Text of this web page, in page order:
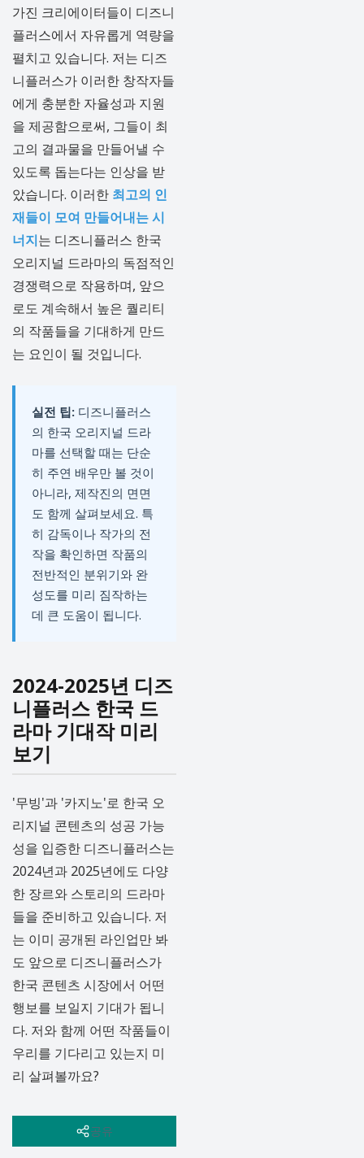
가진 크리에이터들이 디즈니
플러스에서 자유롭게 역량을
펼치고 있습니다. 저는 디즈
니플러스가 이러한 창작자들
에게 충분한 자율성과 지원
을 제공함으로써, 그들이 최
고의 결과물을 만들어낼 수
있도록 돕는다는 인상을 받
았습니다. 이러한 최고의 인
재들이 모여 만들어내는 시
너지는 디즈니플러스 한국
오리지널 드라마의 독점적인
경쟁력으로 작용하며, 앞으
로도 계속해서 높은 퀄리티
의 작품들을 기대하게 만드
는 요인이 될 것입니다.
실전 팁: 디즈니플러스
의 한국 오리지널 드라
마를 선택할 때는 단순
히 주연 배우만 볼 것이
아니라, 제작진의 면면
도 함께 살펴보세요. 특
히 감독이나 작가의 전
작을 확인하면 작품의
전반적인 분위기와 완
성도를 미리 짐작하는
데 큰 도움이 됩니다.
2024-2025년 디즈
니플러스 한국 드
라마 기대작 미리
보기
'무빙'과 '카지노'로 한국 오
리지널 콘텐츠의 성공 가능
성을 입증한 디즈니플러스는
2024년과 2025년에도 다양
한 장르와 스토리의 드라마
들을 준비하고 있습니다. 저
는 이미 공개된 라인업만 봐
도 앞으로 디즈니플러스가
한국 콘텐츠 시장에서 어떤
행보를 보일지 기대가 됩니
다. 저와 함께 어떤 작품들이
우리를 기다리고 있는지 미
리 살펴볼까요?
장르별 기대 포인트: 액
션, 스릴러, 로맨스, 그
공유